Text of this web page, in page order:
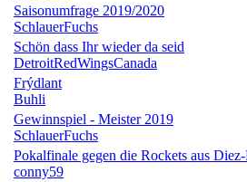
Saisonumfrage 2019/2020
SchlauerFuchs
Schön dass Ihr wieder da seid
DetroitRedWingsCanada
Frýdlant
Buhli
Gewinnspiel - Meister 2019
SchlauerFuchs
Pokalfinale gegen die Rockets aus
conny59